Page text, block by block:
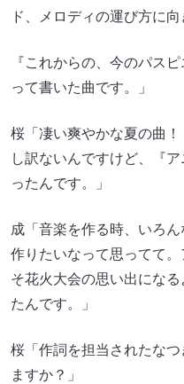
ド、メロディの運び方に向
『これからの、今のパス
って書いた曲です。」
桜「凄い爽やかな夏の曲
し訳ないんですけど、『
ったんです。」
成「音楽を作る時、いろ
作りたいなって思ってて
そ花火大会の思い出にな
たんです。」
桜「作詞を担当されたな
ますか？」